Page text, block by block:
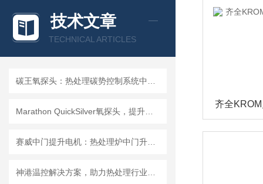
技术文章
TECHNICAL ARTICLES